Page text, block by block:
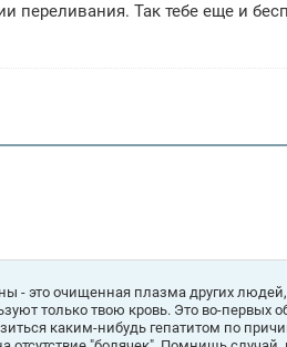
переливания. Так тебе еще и
- это очищенная плазма других людей,
только твою кровь. Это во-первых
каким-нибудь гепатитом по